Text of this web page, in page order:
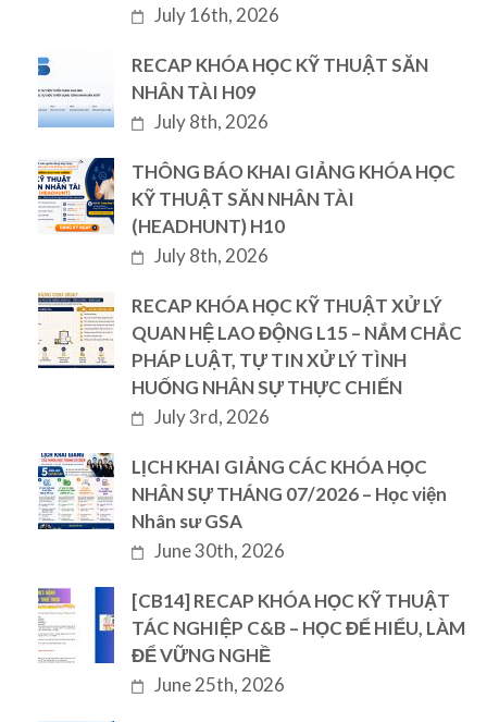
July 16th, 2026
RECAP KHÓA HỌC KỸ THUẬT SĂN
NHÂN TÀI H09
July 8th, 2026
THÔNG BÁO KHAI GIẢNG KHÓA HỌC
KỸ THUẬT SĂN NHÂN TÀI
(HEADHUNT) H10
July 8th, 2026
RECAP KHÓA HỌC KỸ THUẬT XỬ LÝ
QUAN HỆ LAO ĐỘNG L15 – NẮM CHẮC
PHÁP LUẬT, TỰ TIN XỬ LÝ TÌNH
HUỐNG NHÂN SỰ THỰC CHIẾN
July 3rd, 2026
LỊCH KHAI GIẢNG CÁC KHÓA HỌC
NHÂN SỰ THÁNG 07/2026 – Học viện
Nhân sư GSA
June 30th, 2026
[CB14] RECAP KHÓA HỌC KỸ THUẬT
TÁC NGHIỆP C&B – HỌC ĐỂ HIỂU, LÀM
ĐỂ VỮNG NGHỀ
June 25th, 2026